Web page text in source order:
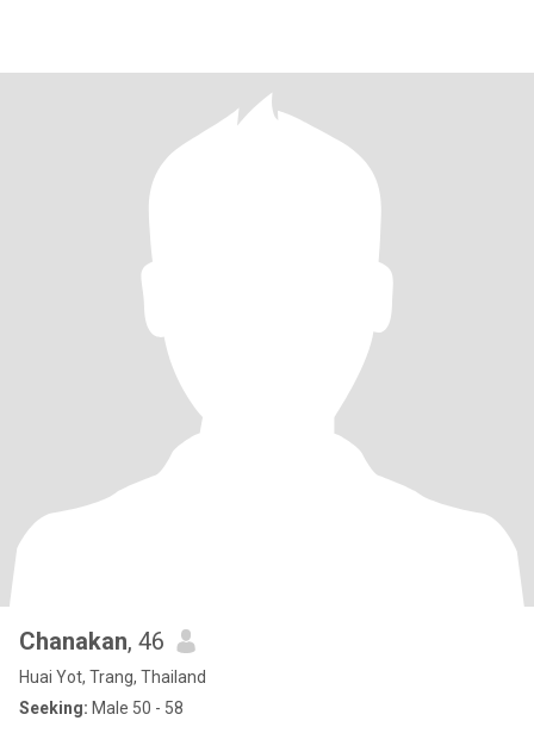
Chanakan, 46
Huai Yot, Trang, Thailand
Seeking: Male 50 - 58